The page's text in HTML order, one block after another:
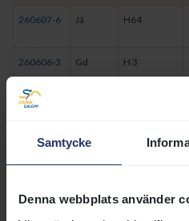
Samtycke
Denna webbplats använder
260607-6 Jä H64
260606-3 Gd H 3
260513-5
260411-1 Kl
251130-5 Bp H62